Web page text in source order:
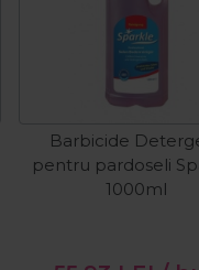
Barbicide
pentru pardoseli
1000ml